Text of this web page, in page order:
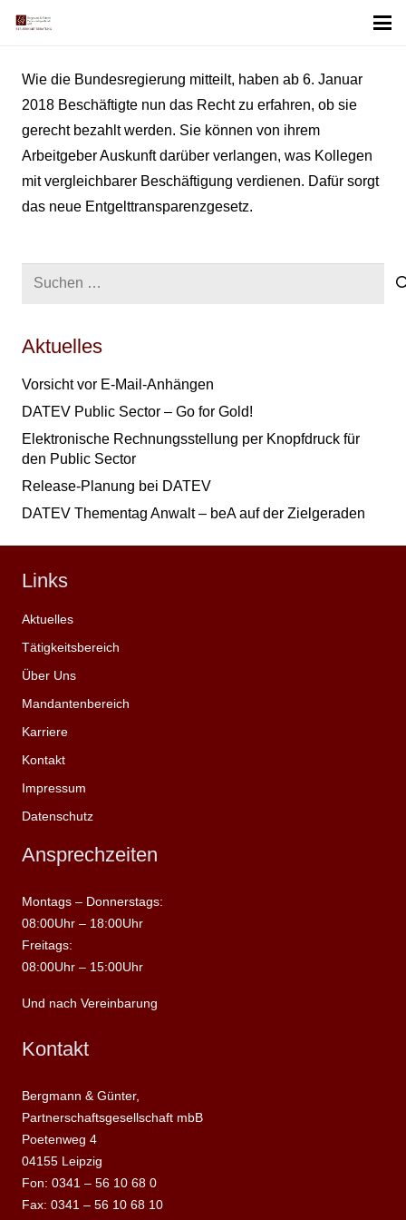
Wie die Bundesregierung mitteilt, haben ab 6. Januar
2018 Beschäftigte nun das Recht zu erfahren, ob sie
gerecht bezahlt werden. Sie können von ihrem
Arbeitgeber Auskunft darüber verlangen, was Kollegen
mit vergleichbarer Beschäftigung verdienen. Dafür sorgt
das neue Entgelttransparenzgesetz.
Suchen
Aktuelles
Vorsicht vor E-Mail-Anhängen
DATEV Public Sector – Go for Gold!
Elektronische Rechnungsstellung per Knopfdruck für
den Public Sector
Release-Planung bei DATEV
DATEV Thementag Anwalt – beA auf der Zielgeraden
Links
Aktuelles
Tätigkeitsbereich
Über Uns
Mandantenbereich
Karriere
Kontakt
Impressum
Datenschutz
Ansprechzeiten
Montags – Donnerstags:
08:00Uhr – 18:00Uhr
Freitags:
08:00Uhr – 15:00Uhr
Und nach Vereinbarung
Kontakt
Bergmann & Günter,
Partnerschaftsgesellschaft mbB
Poetenweg 4
04155 Leipzig
Fon: 0341 – 56 10 68 0
Fax: 0341 – 56 10 68 10